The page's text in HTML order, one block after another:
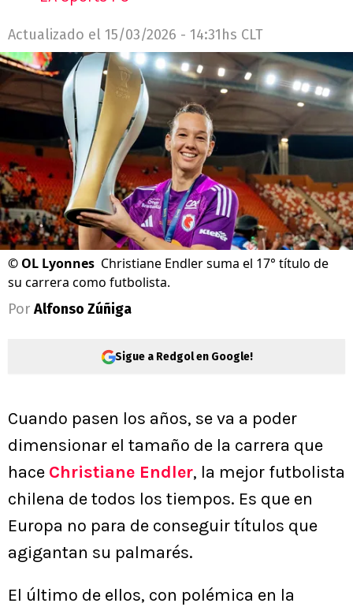
Actualizado el 15/03/2026 - 14:31hs CLT
© OL Lyonnes Christiane Endler suma el 17° título de
su carrera como futbolista.
Por Alfonso Zúñiga
Sigue a Redgol en Google!
Cuando pasen los años, se va a poder
dimensionar el tamaño de la carrera que
hace Christiane Endler, la mejor futbolista
chilena de todos los tiempos. Es que en
Europa no para de conseguir títulos que
agigantan su palmarés.
El último de ellos, con polémica en la